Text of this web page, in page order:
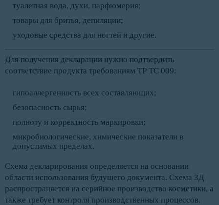
туалетная вода, духи, парфюмерия;
товары для бритья, депиляции;
уходовые средства для ногтей и другие.
Для получения декларации нужно подтвердить
соответствие продукта требованиям ТР ТС 009:
гипоаллергенность всех составляющих;
безопасность сырья;
полноту и корректность маркировки;
микробиологические, химические показатели в
допустимых пределах.
Схема декларирования определяется на основании
области использования будущего документа. Схема 3Д
распространяется на серийное производство косметики, а
также требует контроля производственных процессов.